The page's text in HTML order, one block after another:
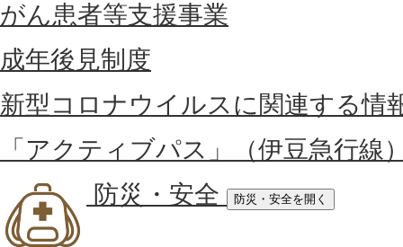
がん患者等支援事業
成年後見制度
新型コロナウイルスに関連する情
「アクティブパス」（伊豆急行線
防災・安全
防災・安全を開く